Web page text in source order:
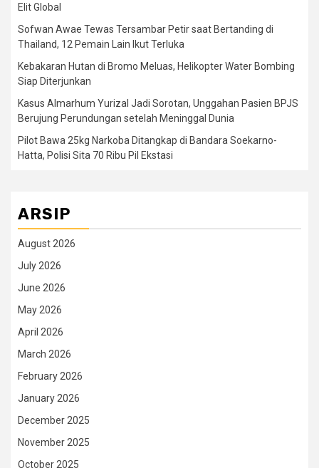
Elit Global
Sofwan Awae Tewas Tersambar Petir saat Bertanding di
Thailand, 12 Pemain Lain Ikut Terluka
Kebakaran Hutan di Bromo Meluas, Helikopter Water Bombing
Siap Diterjunkan
Kasus Almarhum Yurizal Jadi Sorotan, Unggahan Pasien BPJS
Berujung Perundungan setelah Meninggal Dunia
Pilot Bawa 25kg Narkoba Ditangkap di Bandara Soekarno-
Hatta, Polisi Sita 70 Ribu Pil Ekstasi
ARSIP
August 2026
July 2026
June 2026
May 2026
April 2026
March 2026
February 2026
January 2026
December 2025
November 2025
October 2025